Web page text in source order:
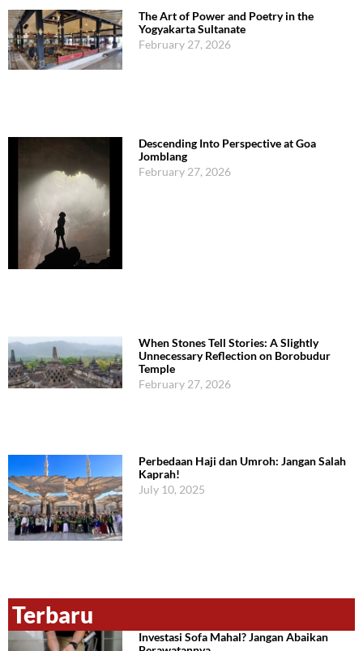
The Art of Power and Poetry in the
Yogyakarta Sultanate
February 27, 2026
Descending Into Perspective at Goa
Jomblang
February 27, 2026
When Stones Tell Stories: A Slightly
Unnecessary Reflection on Borobudur
Temple
February 27, 2026
Perbedaan Haji dan Umroh: Jangan Salah
Kaprah!
July 10, 2025
Terbaru
Investasi Sofa Mahal? Jangan Abaikan